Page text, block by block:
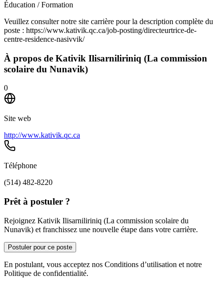
Éducation / Formation
Veuillez consulter notre site carrière pour la description complète du
poste : https://www.kativik.qc.ca/job-posting/directeurtrice-de-
centre-residence-nasivvik/
À propos de Kativik Ilisarniliriniq (La commission
scolaire du Nunavik)
0
Site web
http://www.kativik.qc.ca
Téléphone
(514) 482-8220
Prêt à postuler ?
Rejoignez Kativik Ilisarniliriniq (La commission scolaire du
Nunavik) et franchissez une nouvelle étape dans votre carrière.
Postuler pour ce poste
En postulant, vous acceptez nos Conditions d’utilisation et notre
Politique de confidentialité.